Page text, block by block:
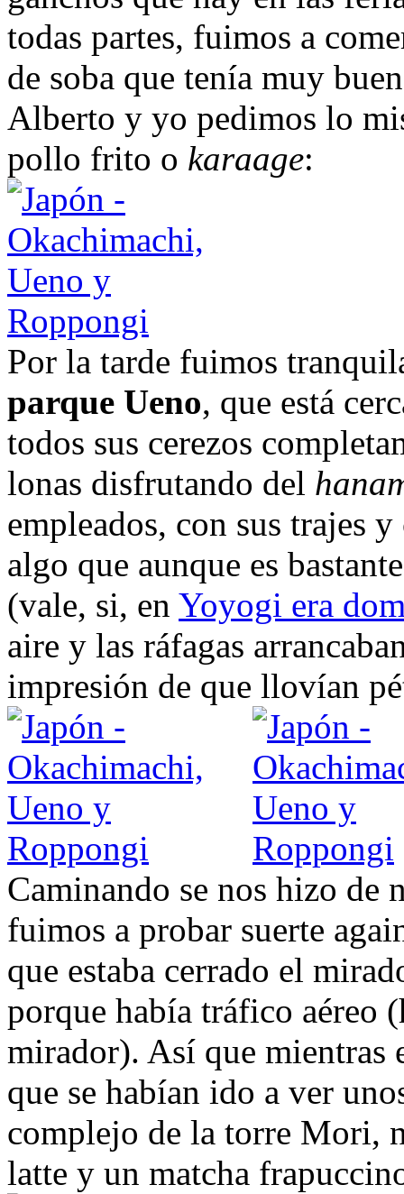
todas partes, fuimos a
de soba que tenía muy
Alberto y yo pedimos lo
pollo frito o karaage:
Por la tarde fuimos
parque Ueno, que está
todos sus cerezos
lonas disfrutando del
empleados, con sus trajes
algo que aunque es
(vale, si, en Yoyogi era
aire y las ráfagas
impresión de que llovían
Caminando se nos hizo de
fuimos a probar suerte
que estaba cerrado el
porque había tráfico aéreo
mirador). Así que mientras
que se habían ido a ver
complejo de la torre Mori,
latte y un matcha